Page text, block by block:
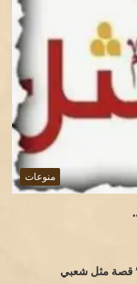
منوعات
قصة مثل شعبي